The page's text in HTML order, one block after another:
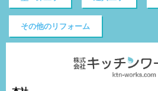
その他のリフォーム